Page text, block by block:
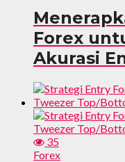
Forex
Akurasi
35
Forex